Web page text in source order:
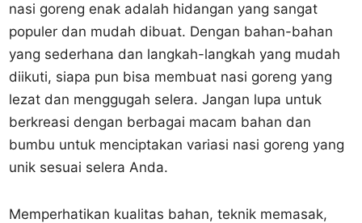
nasi goreng enak adalah hidangan yang sangat
populer dan mudah dibuat. Dengan bahan-bahan
yang sederhana dan langkah-langkah yang mudah
diikuti, siapa pun bisa membuat nasi goreng yang
lezat dan menggugah selera. Jangan lupa untuk
berkreasi dengan berbagai macam bahan dan
bumbu untuk menciptakan variasi nasi goreng yang
unik sesuai selera Anda.
Memperhatikan kualitas bahan, teknik memasak,